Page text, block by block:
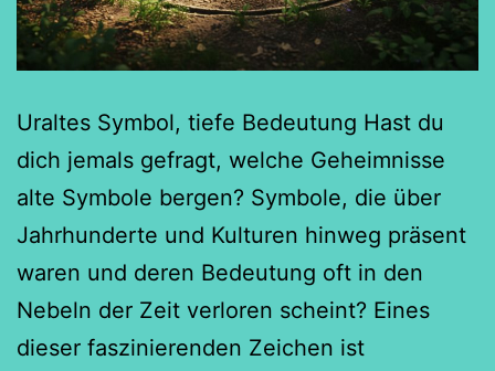
Uraltes Symbol, tiefe Bedeutung Hast du
dich jemals gefragt, welche Geheimnisse
alte Symbole bergen? Symbole, die über
Jahrhunderte und Kulturen hinweg präsent
waren und deren Bedeutung oft in den
Nebeln der Zeit verloren scheint? Eines
dieser faszinierenden Zeichen ist